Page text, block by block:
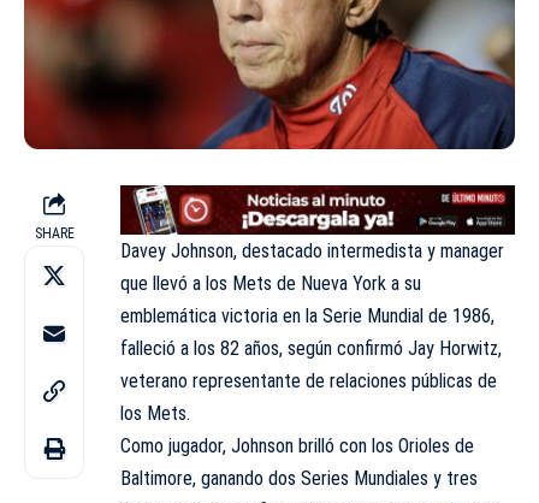
SHARE
Davey Johnson, destacado intermedista y manager
que llevó a los Mets de Nueva York a su
emblemática victoria en la Serie Mundial de 1986,
falleció a los 82 años, según confirmó Jay Horwitz,
veterano representante de relaciones públicas de
los Mets.
Como jugador, Johnson brilló con los Orioles de
Baltimore, ganando dos Series Mundiales y tres